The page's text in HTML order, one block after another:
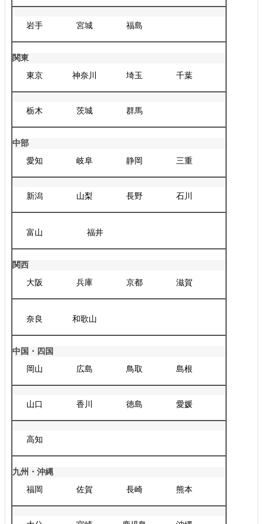
岩手 宮城 福島
関東
東京
神奈川 埼玉 千葉
栃木 茨城 群馬
中部
愛知
岐阜 静岡 三重
新潟 山梨 長野 石川
富山 福井
関西
大阪
兵庫 京都 滋賀
奈良 和歌山
中国・四国
岡山
広島 鳥取 島根
山口 香川 徳島 愛媛
高知
九州・沖縄
福岡
佐賀 長崎 熊本